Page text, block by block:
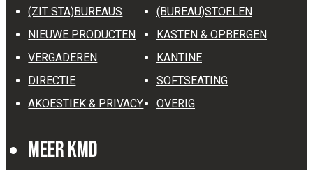
(ZIT STA)BUREAUS
(BUREAU)STOELEN
NIEUWE PRODUCTEN
KASTEN & OPBERGEN
VERGADEREN
KANTINE
DIRECTIE
SOFTSEATING
AKOESTIEK & PRIVACY
OVERIG
Meer KMD